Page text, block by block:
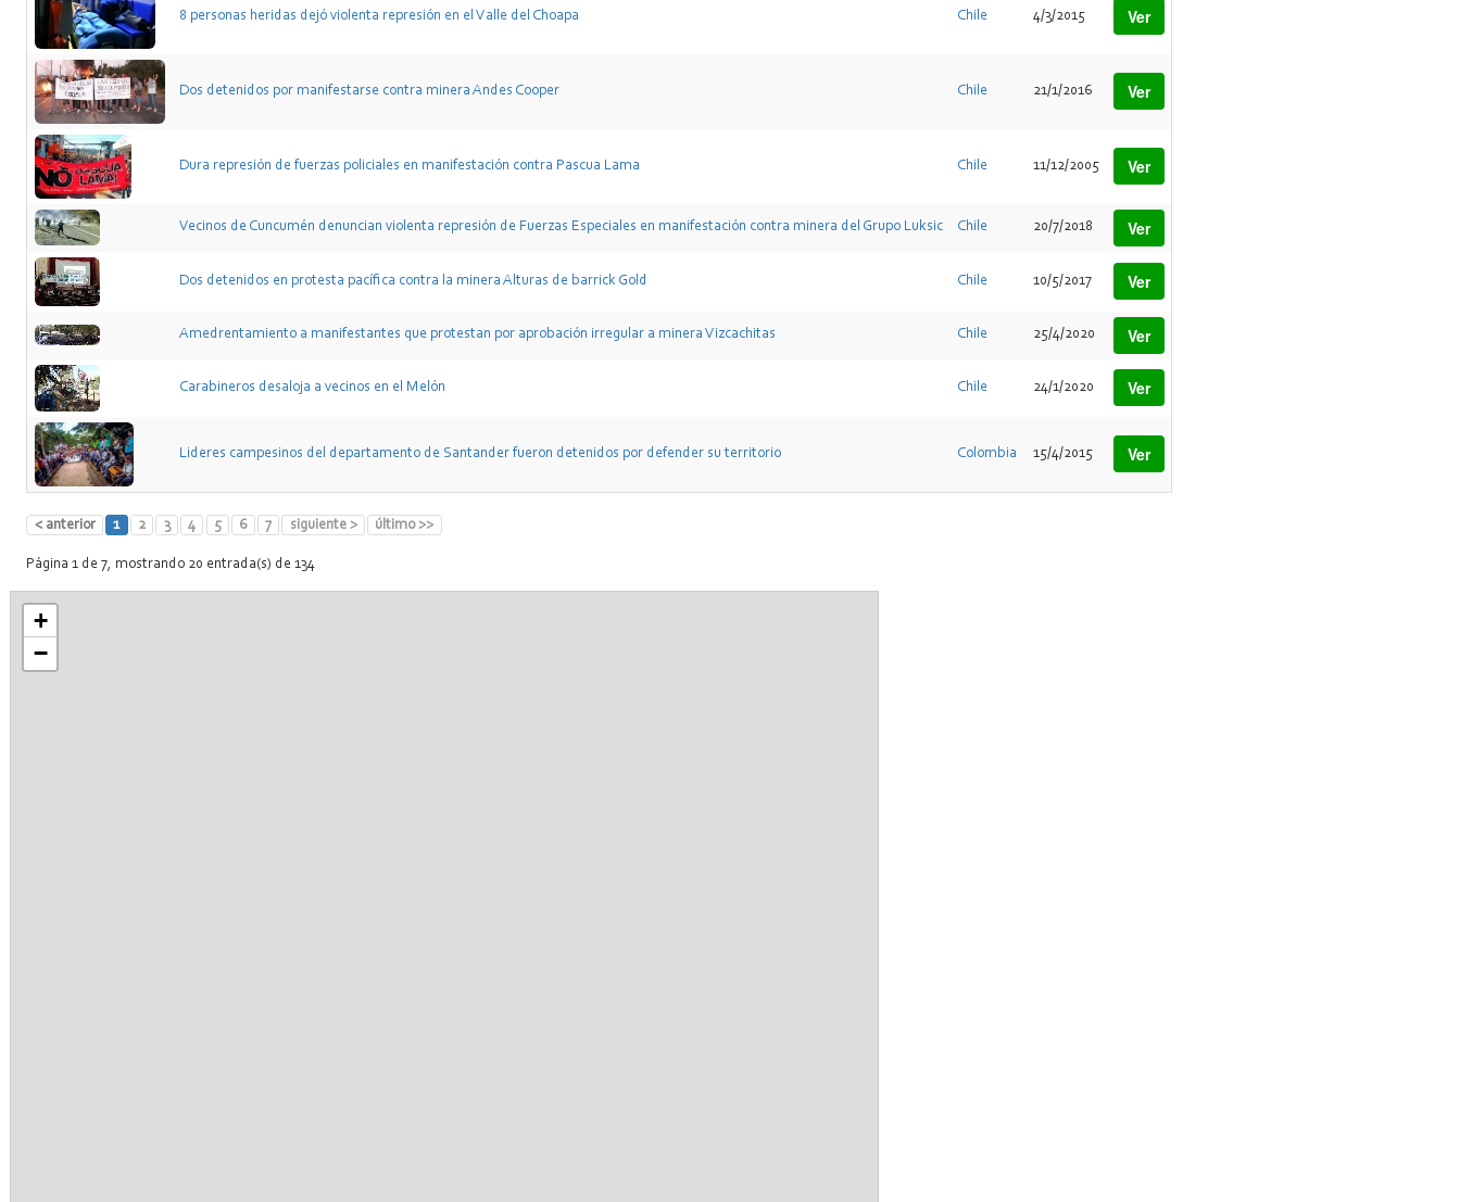
8 personas heridas dejó violenta represión en el Valle del Choapa Chile 4/3/2015 Ver
Dos detenidos por manifestarse contra minera Andes Cooper Chile 21/1/2016 Ver
Dura represión de fuerzas policiales en manifestación contra Pascua Lama Chile 11/12/2005 Ver
Vecinos de Cuncumén denuncian violenta represión de Fuerzas Especiales en manifestación contra minera del Grupo Luksic Chile 20/7/2018 Ver
Dos detenidos en protesta pacífica contra la minera Alturas de barrick Gold Chile 10/5/2017 Ver
Amedrentamiento a manifestantes que protestan por aprobación irregular a minera Vizcachitas Chile 25/4/2020 Ver
Carabineros desaloja a vecinos en el Melón Chile 24/1/2020 Ver
Lideres campesinos del departamento de Santander fueron detenidos por defender su territorio Colombia 15/4/2015 Ver
< anterior 1 2 3 4 5 6 7 siguiente > último >>
Página 1 de 7, mostrando 20 entrada(s) de 134
+
−